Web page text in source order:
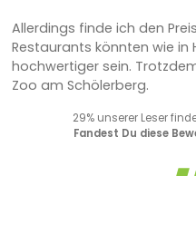
Allerdings finde ich den
Restaurants könnten wie in
hochwertiger sein.
Zoo am Schölerberg.
29% unserer Leser
Fandest Du diese